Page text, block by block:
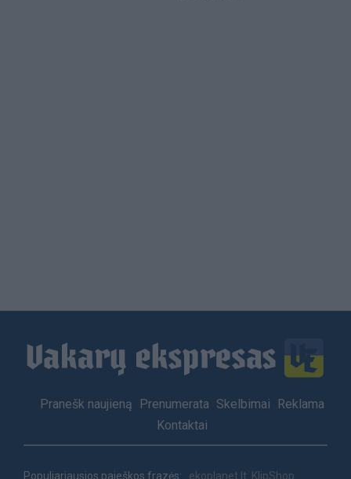
Footer
Pranešk naujieną Prenumerata Skelbimai
Reklama
Kontaktai
Populiariausios paieškos frazės: ekoplanet.lt KlipShop